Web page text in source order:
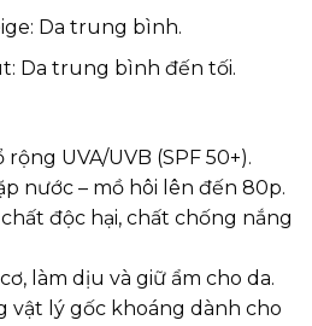
Da trung bình.
Da trung bình đến tối.
UVA/UVB (SPF 50+).
nước – mồ hôi lên đến 80p.
độc hại, chất chống nắng
làm dịu và giữ ẩm cho da.
vật lý gốc khoáng dành cho